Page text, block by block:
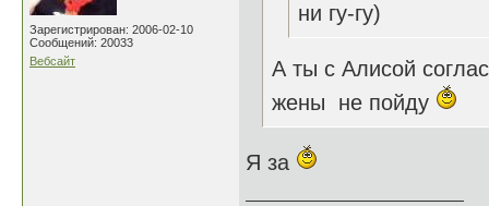
Зарегистрирован: 2006-02-10
Сообщений: 20033
Вебсайт
ни гу-гу)
А ты с Алисой
жены не пойду
Я за